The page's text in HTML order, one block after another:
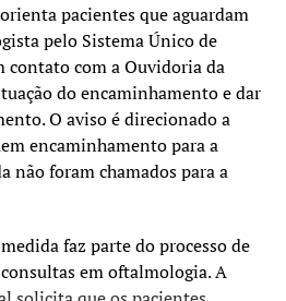
(1ª dose)
dose)
pacientes que aguardam
pelo Sistema Único de
contato com a Ouvidoria da
do encaminhamento e dar
O aviso é direcionado a
encaminhamento para a
não foram chamados para a
faz parte do processo de
em oftalmologia. A